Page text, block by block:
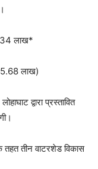
लाख*
लाख)
द्वारा प्रस्तावित
तीन वाटरशेड विकास